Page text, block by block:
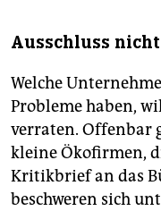
Ausschluss
Welche
Probleme haben,
verraten. Offenbar
kleine Ökofirmen,
Kritikbrief an das
beschweren sich